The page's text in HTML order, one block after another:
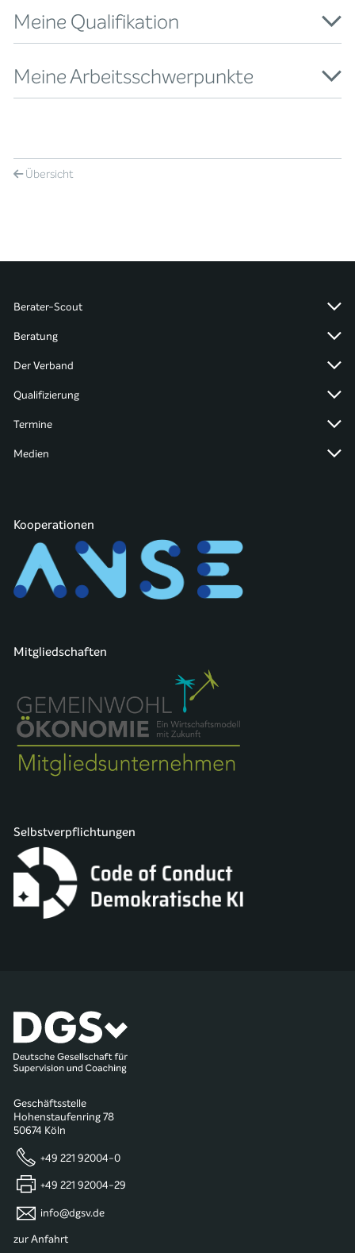
Meine Qualifikation
Meine Arbeitsschwerpunkte
Übersicht
Berater-Scout
Beratung
Der Verband
Qualifizierung
Termine
Medien
Kooperationen
Mitgliedschaften
Selbstverpflichtungen
Geschäftsstelle
Hohenstaufenring 78
50674 Köln
+49 221 92004-0
+49 221 92004-29
info@dgsv.de
zur Anfahrt